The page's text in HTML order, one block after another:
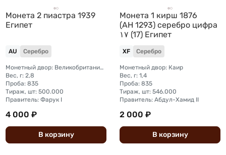
Монета 2 пиастра 1939
Египет
AU Серебро
Монетный двор: Великобритания, Лондон
Вес, г: 2,8
Проба: 835
Тираж, шт: 500.000
Правитель: Фарук I
4 000 ₽
В корзину
Монета 1 кирш 1876
(AH 1293) серебро цифра
١٧ (17) Египет
XF Серебро
Монетный двор: Каир
Вес, г: 1,4
Проба: 835
Тираж, шт: 546.000
Правитель: Абдул-Хамид II
2 000 ₽
В корзину